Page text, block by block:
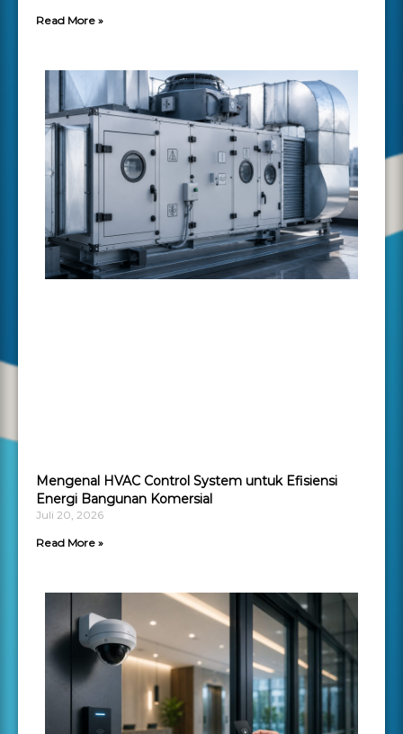
Read More »
Mengenal HVAC Control System untuk Efisiensi
Energi Bangunan Komersial
Juli 20, 2026
Read More »